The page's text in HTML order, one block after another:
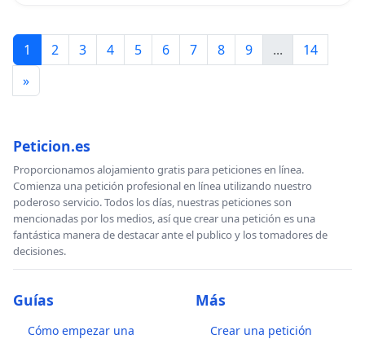
1 2 3 4 5 6 7 8 9 ...
14
»
Peticion.es
Proporcionamos alojamiento gratis para peticiones en línea.
Comienza una petición profesional en línea utilizando nuestro
poderoso servicio. Todos los días, nuestras peticiones son
mencionadas por los medios, así que crear una petición es una
fantástica manera de destacar ante el publico y los tomadores de
decisiones.
Guías
Cómo empezar una
Más
Crear una petición